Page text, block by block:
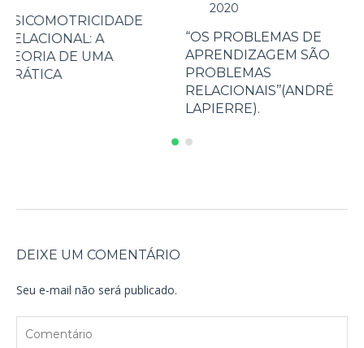
“OS PROBLEMAS DE
APRENDIZAGEM SÃO
PROBLEMAS
RELACIONAIS’’(ANDRÉ
SIMBOLOGIA DAS
CORES NA
RELACIONAL
DEIXE UM COMENTÁRIO
Seu e-mail não será publicado.